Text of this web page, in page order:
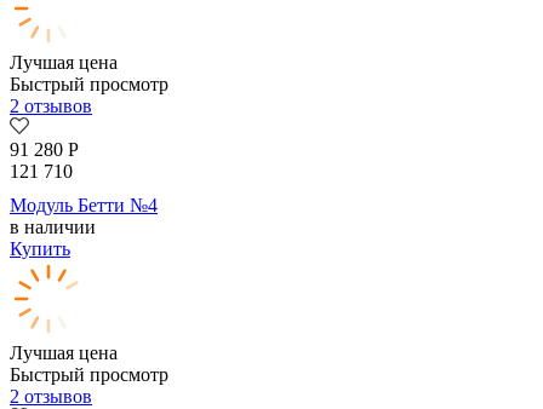
Лучшая цена
Быстрый просмотр
2 отзывов
91 280 Р
121 710
Модуль Бетти №4
в наличии
Купить
Лучшая цена
Быстрый просмотр
2 отзывов